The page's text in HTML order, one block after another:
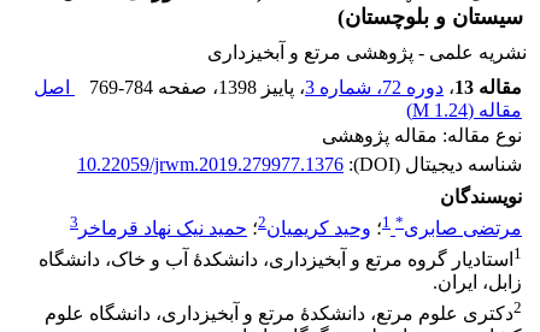
سیستان و بلوچستان)
نشریه علمی - پژوهشی مرتع و آبخیزداری
مقاله 13
، دوره 72، شماره 3 ، پاییز 1398 ، صفحه 769-784
اصل
مقاله (1.24 M
)
نوع مقاله: مقاله پژوهشی
شناسه دیجیتال (DOI):
10.22059/jrwm.2019.279977.1376
نویسندگان
مرتضی صابری*
1؛ وحید کریمیان2؛ حمید نیک نهاد قرماخر 3
1 استادیار گروه مرتع و آبخیزداری، دانشکدۀ آب و خاک، دانشگاه
زابل، ایران.
2دکتری علوم مرتع، دانشکدۀ مرتع و آبخیزداری، دانشگاه علوم